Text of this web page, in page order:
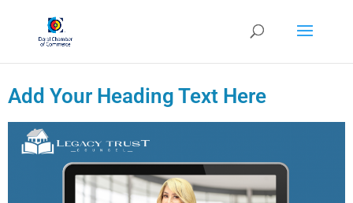
Add Your Heading Text Here